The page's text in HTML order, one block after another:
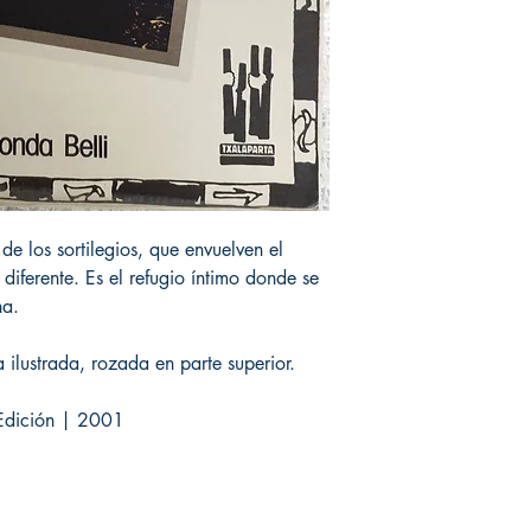
los sortilegios, que envuelven el
Es el refugio íntimo donde se
rozada en parte superior.
| 2001